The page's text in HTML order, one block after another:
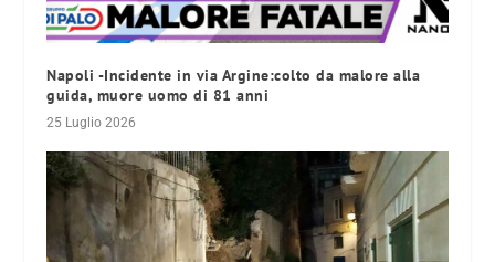
Napoli -Incidente in via Argine:colto da malore alla
guida, muore uomo di 81 anni
25 Luglio 2026